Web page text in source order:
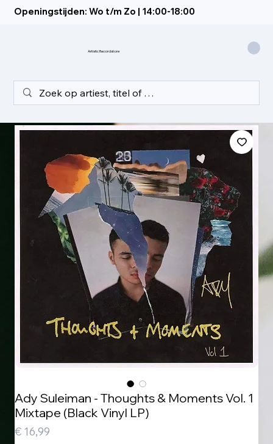
Openingstijden: Wo t/m Zo | 14:00-18:00
Artistic Recordstore
Ady Suleiman - Thoughts & Moments Vol. 1
Mixtape (Black Vinyl LP)
€ 16,99